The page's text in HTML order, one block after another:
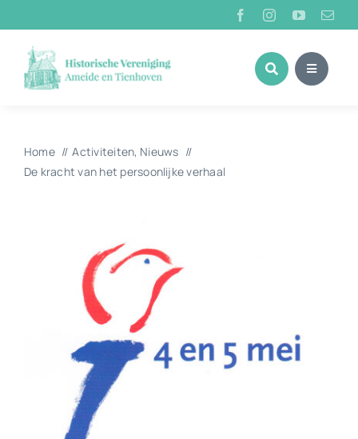
naar
inhoud
Home Activiteiten Nieuws
De kracht van het persoonlijke verhaal